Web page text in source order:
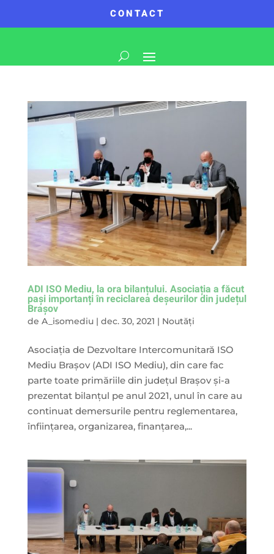
CONTACT
ADI ISO Mediu, la ora bilanțului. Asociația a făcut
pași importanți în reciclarea deșeurilor din județul
Brașov
de A_isomediu| dec. 30, 2021 | Noutăți
Asociația de Dezvoltare Intercomunitară ISO
Mediu Brașov (ADI ISO Mediu), din care fac
parte toate primăriile din județul Brașov și-a
prezentat bilanțul pe anul 2021, unul în care au
continuat demersurile pentru reglementarea,
înființarea, organizarea, finanțarea,...